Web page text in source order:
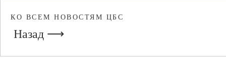
КО ВСЕМ НОВОСТЯМ ЦБС
Назад ⟶